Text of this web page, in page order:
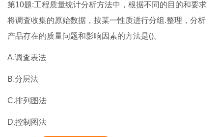
第10题:工程质量统计分析方法中，根据不同的目的和要求
将调査收集的原始数据，按某一性质进行分组.整理，分析
产品存在的质量问题和影响因素的方法是()。
A.调査表法
B.分层法
C.排列图法
D.控制图法